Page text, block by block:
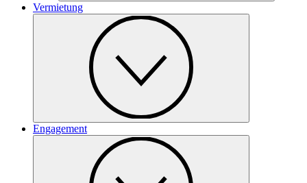
Vermietung
Engagement